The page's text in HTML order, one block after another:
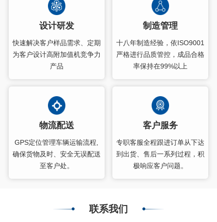
设计研发
快速解决客户样品需求、定期
为客户设计高附加值机竞争力
产品
制造管理
十八年制造经验，依ISO9001
严格进行品质管控，成品合格
率保持在99%以上
物流配送
GPS定位管理车辆运输流程,
确保货物及时、安全无误配送
至客户处。
客户服务
专职客服全程跟进订单从下达
到出货、售后一系列过程，积
极响应客户问题。
联系我们